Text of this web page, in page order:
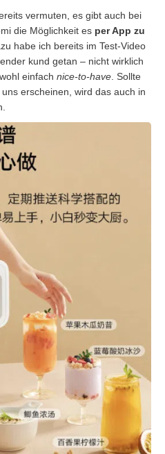
vermuten, es gibt auch bei
die Möglichkeit es per App zu
habe ich bereits im Test-Video
kund getan – nicht wirklich
einfach nice-to-have . Sollte
erscheinen, wird das auch in